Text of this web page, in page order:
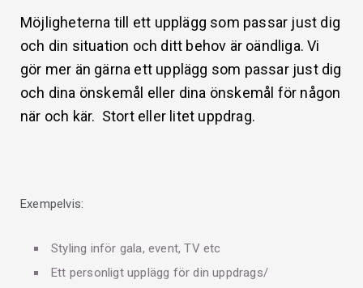
Möjligheterna till ett upplägg som passar just dig
och din situation och ditt behov är oändliga. Vi
gör mer än gärna ett upplägg som passar just dig
och dina önskemål eller dina önskemål för någon
när och kär. Stort eller litet uppdrag.
Exempelvis:
Styling inför gala, event, TV etc
Ett personligt upplägg för din uppdrags/